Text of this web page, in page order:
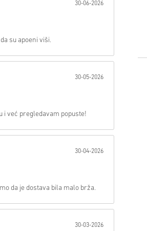
30-06-2026
su apoeni viši.
30-05-2026
i već pregledavam popuste!
30-04-2026
da je dostava bila malo brža.
30-03-2026